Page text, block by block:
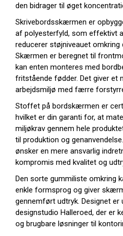
den bidrager til øget
Skrivebordsskærmen er
af polyesterfyld, som effektivt
reducerer støjniveauet omkring
Skærmen er beregnet til
kan enten monteres med
fritstående fødder. Det giver et
arbejdsmiljø med færre
Stoffet på bordskærmen er
hvilket er din garanti for, at
miljøkrav gennem hele
til produktion og
ønsker en mere ansvarlig
kompromis med kvalitet og
Den sorte gummiliste omkring
enkle formsprog og giver
gennemført udtryk. Designet er
designstudio Halleroed, der er
og brugbare løsninger til